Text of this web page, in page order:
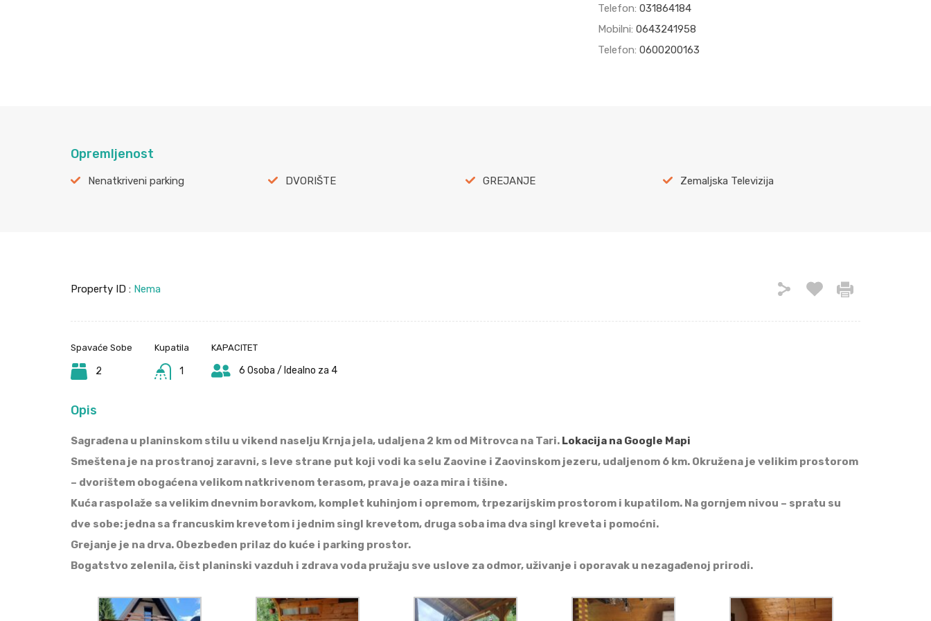
Telefon: 031864184
Mobilni: 0643241958
Telefon: 0600200163
Opremljenost
Nenatkriveni parking DVORIŠTE GREJANJE Zemaljska Televizija
Property ID : Nema
Spavaće Sobe
2
Kupatila
1
KAPACITET
6 Osoba / Idealno za 4
Opis
Sagrađena u planinskom stilu u vikend naselju Krnja jela, udaljena 2 km od Mitrovca na Tari. Lokacija na Google Mapi
Smeštena je na prostranoj zaravni, s leve strane put koji vodi ka selu Zaovine i Zaovinskom jezeru, udaljenom 6 km. Okružena je velikim prostorom
– dvorištem obogaćena velikom natkrivenom terasom, prava je oaza mira i tišine.
Kuća raspolaže sa velikim dnevnim boravkom, komplet kuhinjom i opremom, trpezarijskim prostorom i kupatilom. Na gornjem nivou – spratu su
dve sobe: jedna sa francuskim krevetom i jednim singl krevetom, druga soba ima dva singl kreveta i pomoćni.
Grejanje je na drva. Obezbeđen prilaz do kuće i parking prostor.
Bogatstvo zelenila, čist planinski vazduh i zdrava voda pružaju sve uslove za odmor, uživanje i oporavak u nezagađenoj prirodi.